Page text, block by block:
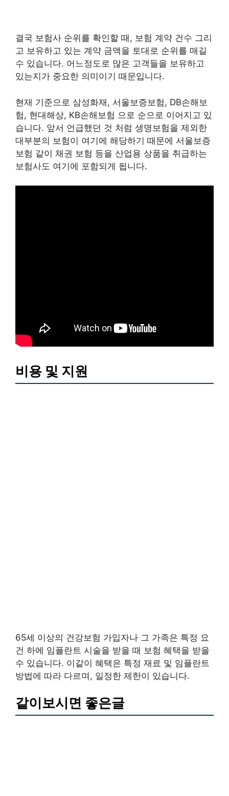
결국 보험사 순위를 확인할 때, 보험 계약 건수 그리
고 보유하고 있는 계약 금액을 토대로 순위를 매길
수 있습니다. 어느정도로 많은 고객들을 보유하고
있는지가 중요한 의미이기 때문입니다.
현재 기준으로 삼성화재, 서울보증보험, DB손해보
험, 현대해상, KB손해보험 으로 순으로 이어지고 있
습니다. 앞서 언급했던 것 처럼 생명보험을 제외한
대부분의 보험이 여기에 해당하기 때문에 서울보증
보험 같이 채권 보험 등을 산업용 상품을 취급하는
보험사도 여기에 포함되게 됩니다.
비용 및 지원
65세 이상의 건강보험 가입자나 그 가족은 특정 요
건 하에 임플란트 시술을 받을 때 보험 혜택을 받을
수 있습니다. 이같이 혜택은 특정 재료 및 임플란트
방법에 따라 다르며, 일정한 제한이 있습니다.
같이보시면 좋은글